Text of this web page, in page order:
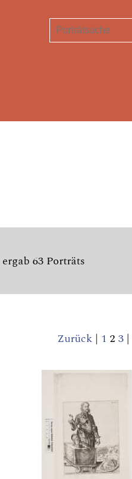
63 Porträts
Zurück| 1 23 |